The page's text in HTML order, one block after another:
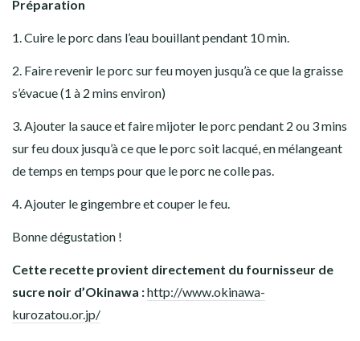
Préparation
1. Cuire le porc dans l’eau bouillant pendant 10 min.
2. Faire revenir le porc sur feu moyen jusqu’à ce que la graisse
s’évacue (1 à 2 mins environ)
3. Ajouter la sauce et faire mijoter le porc pendant 2 ou 3 mins
sur feu doux jusqu’à ce que le porc soit lacqué, en mélangeant
de temps en temps pour que le porc ne colle pas.
4. Ajouter le gingembre et couper le feu.
Bonne dégustation !
Cette recette provient directement du fournisseur de
sucre noir d’Okinawa :http://www.okinawa-
kurozatou.or.jp/